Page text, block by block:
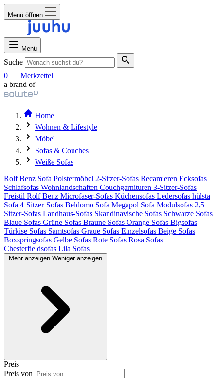
Menü öffnen
Menü
Suche
0
Merkzettel
a brand of
Home
Wohnen & Lifestyle
Möbel
Sofas & Couches
Weiße Sofas
Rolf Benz Sofa Polstermöbel 2-Sitzer-Sofas Recamieren Ecksofas
Schlafsofas Wohnlandschaften Couchgarnituren 3-Sitzer-Sofas
Freistil Rolf Benz Microfaser-Sofas Küchensofas Ledersofas hülsta
Sofa 4-Sitzer-Sofas Beldomo Sofa Megapol Sofa Modulsofas 2,5-
Sitzer-Sofas Landhaus-Sofas Skandinavische Sofas Schwarze Sofas
Blaue Sofas Grüne Sofas Braune Sofas Orange Sofas Bigsofas
Türkise Sofas Samtsofas Graue Sofas Einzelsofas Beige Sofas
Boxspringsofas Gelbe Sofas Rote Sofas Rosa Sofas
Chesterfieldsofas Lila Sofas
Mehr anzeigen Weniger anzeigen
Preis
Preis von